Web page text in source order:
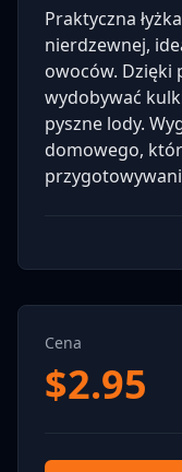
Praktyczna
nierdzewnej,
owoców. Dzięki
wydobywać
pyszne lody.
domowego,
Cena
$2.95